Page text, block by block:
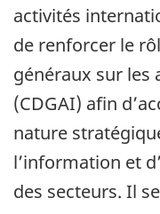
activités
de renforcer le
généraux sur les
(CDGAI) afin
nature
l’information et
des secteurs. Il